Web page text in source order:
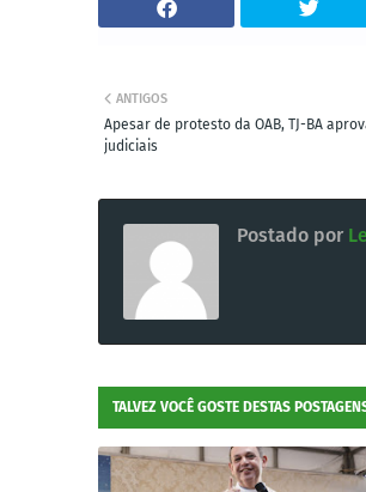
ANTIGOS
Apesar de protesto da OAB, TJ-BA
judiciais
Postado por
TALVEZ VOCÊ GOSTE DESTAS